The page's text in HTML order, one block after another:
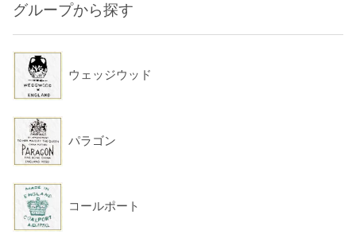
グループから探す
ウェッジウッド
パラゴン
コールポート